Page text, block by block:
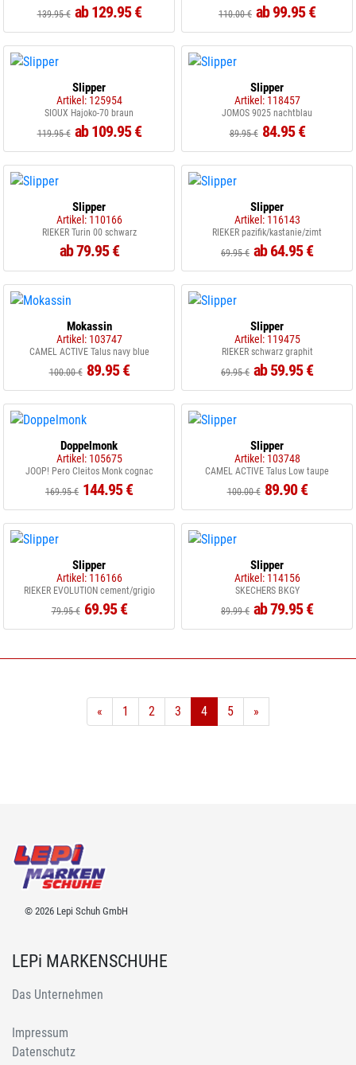
139.95 € ab 129.95 €
110.00 € ab 99.95 €
Slipper
Artikel: 125954
SIOUX Hajoko-70 braun
119.95 € ab 109.95 €
Slipper
Artikel: 118457
JOMOS 9025 nachtblau
89.95 € 84.95 €
Slipper
Artikel: 110166
RIEKER Turin 00 schwarz
ab 79.95 €
Slipper
Artikel: 116143
RIEKER pazifik/kastanie/zimt
69.95 € ab 64.95 €
Mokassin
Artikel: 103747
CAMEL ACTIVE Talus navy blue
100.00 € 89.95 €
Slipper
Artikel: 119475
RIEKER schwarz graphit
69.95 € ab 59.95 €
Doppelmonk
Artikel: 105675
JOOP! Pero Cleitos Monk cognac
169.95 € 144.95 €
Slipper
Artikel: 103748
CAMEL ACTIVE Talus Low taupe
100.00 € 89.90 €
Slipper
Artikel: 116166
RIEKER EVOLUTION cement/grigio
79.95 € 69.95 €
Slipper
Artikel: 114156
SKECHERS BKGY
89.99 € ab 79.95 €
« 1 2 3 4 5 »
© 2026 Lepi Schuh GmbH
LEPi MARKENSCHUHE
Das Unternehmen
Impressum
Datenschutz